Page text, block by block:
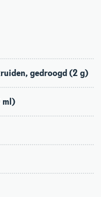
gedroogd (2 g)
ml)